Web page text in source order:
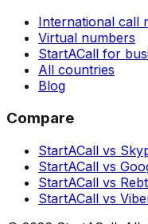
International call
Virtual numbers
StartACall for
All countries
Blog
Compare
StartACall vs
StartACall vs
StartACall vs
StartACall vs